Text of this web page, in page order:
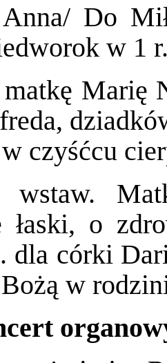
Do
w 1
Marię
czyśćcu
wstaw.
łaski, o
dla córki
w